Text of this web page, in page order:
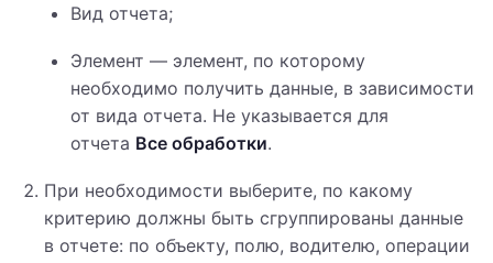
Вид отчета;
Элемент — элемент, по которому
необходимо получить данные, в зависимости
от вида отчета. Не указывается для
отчета Все обработки.
При необходимости выберите, по какому
критерию должны быть сгруппированы данные
в отчете: по объекту, полю, водителю, операции